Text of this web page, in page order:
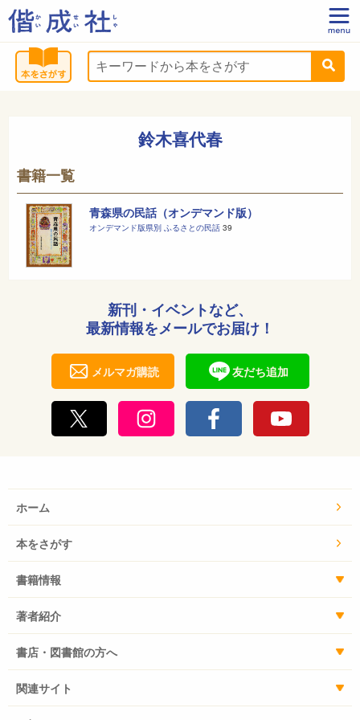
鈴木喜代春
書籍一覧
青森県の民話（オンデマンド版）
オンデマンド版県別 ふるさとの民話 39
新刊・イベントなど、
最新情報をメールでお届け！
メルマガ購読 友だち追加
ホーム
本をさがす
書籍情報
著者紹介
書店・図書館の方へ
関連サイト